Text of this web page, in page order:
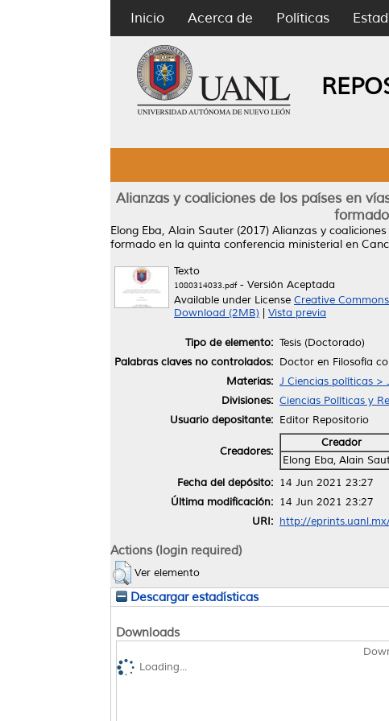
Inicio Acerca de Políticas
Alianzas y coaliciones de los países en
Elong Eba, Alain Sauter (2017) Alianzas y
formado en la quinta conferencia ministerial en
Texto
1080314033.pdf- Versión Aceptada
Available under License Creative
Download (2MB)
Vista previa
Tipo de elemento: Tesis (Doctorado)
Palabras claves no controlados: Doctor en Filosofía
Materias: J Ciencias políticas >
Divisiones: Ciencias Políticas y
Usuario depositante: Editor Repositorio
Creadores:
Creador
Elong Eba, Alain
Fecha del depósito: 14 Jun 2021 23:27
Última modificación: 14 Jun 2021 23:27
URI: http://
Actions (login required)
Ver elemento
Descargar estadísticas
Downloads
Loading...